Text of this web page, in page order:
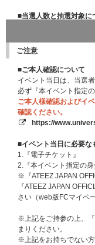
■当選人数と抽選対象に
★当選人数：各日程200
★以下公演で実施のリ
AL FANCLUB会員限定
2026年8月4日（火）、
※ATEEZ JAPAN
みお申込み対象となり
★以下公演で実施のリハ
STORE のATEEZリハ
2026年8月6日（木）
※それぞれ抽選スケジュ
■内容
公演前に行われるリハ
※本企画は、「2026
いたします。
※本企画では、「2026
TERY IN JAPAN」のア
ご注意
■ご本人確認について
イベント当日は、当選
必ず『本イベント指定
ご本人様確認およびイ
確認ください。
https://
■イベント当日に必要な
1.『電子チケット』
2.『本イベント指定の
※『ATEEZ JAPAN
『ATEEZ JAPAN
さい（web版FCマイペ
※上記をご持参の上、
まりください。
※上記をお持ちでない